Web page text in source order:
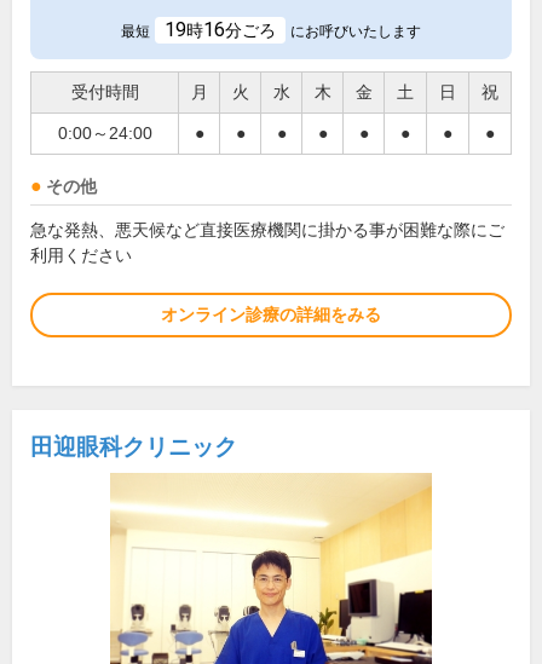
最短 19時16分ごろ にお呼びいたします
受付時間 月 火 水 木 金 土 日 祝
0:00～24:00 ● ● ● ● ● ● ● ●
その他
急な発熱、悪天候など直接医療機関に掛かる事が困難な際にご
利用ください
オンライン診療の詳細をみる
田迎眼科クリニック